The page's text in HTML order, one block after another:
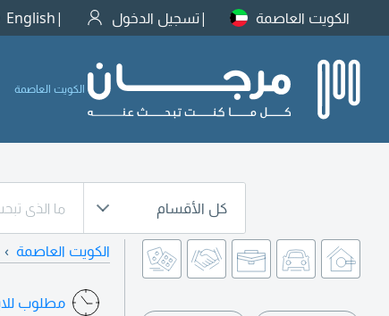
الكويت العاصمة تسجيل الدخول English
الكويت العاصمة
كل الأقسام
الكويت العاصمة
مطلوب